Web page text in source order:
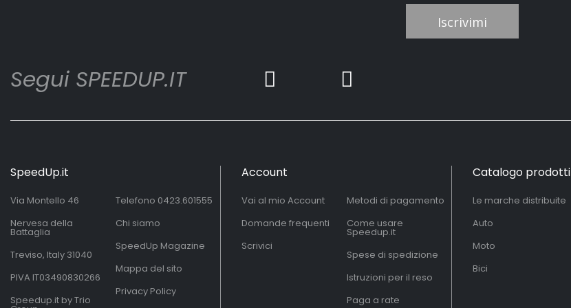
Iscrivimi
Segui SPEEDUP.IT
SpeedUp.it
Via Montello 46
Nervesa della
Battaglia
Treviso, Italy 31040
PIVA IT03490830266
Speedup.it by Trio
Telefono 0423.601555
Chi siamo
SpeedUp Magazine
Mappa del sito
Privacy Policy
Account
Vai al mio Account
Domande frequenti
Scrivici
Metodi di pagamento
Come usare
Speedup.it
Spese di spedizione
Istruzioni per il reso
Paga a rate
Catalogo prodotti
Le marche distribuite
Auto
Moto
Bici